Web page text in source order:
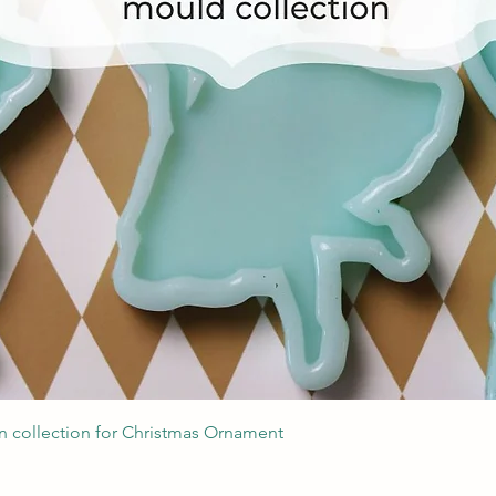
Швидкий перегляд
collection for Christmas Ornament